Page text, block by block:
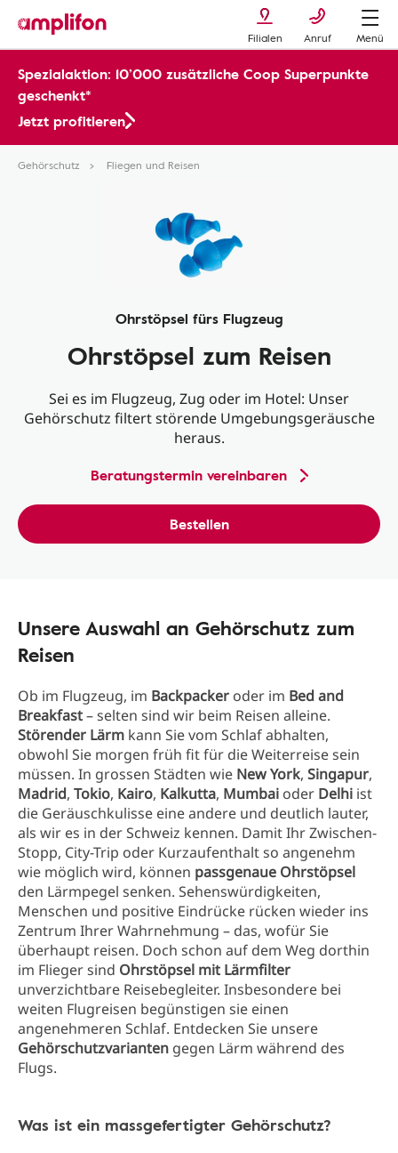
Filialen Anruf Menü
Spezialaktion: 10’000 zusätzliche Coop Superpunkte
geschenkt*
Jetzt profitieren
Gehörschutz Fliegen und Reisen
Ohrstöpsel fürs Flugzeug
Ohrstöpsel zum Reisen
Sei es im Flugzeug, Zug oder im Hotel: Unser
Gehörschutz filtert störende Umgebungsgeräusche
heraus.
Beratungstermin vereinbaren
Bestellen
Unsere Auswahl an Gehörschutz zum
Reisen
Ob im Flugzeug, im Backpacker oder im Bed and
Breakfast– selten sind wir beim Reisen alleine.
Störender Lärm kann Sie vom Schlaf abhalten,
obwohl Sie morgen früh fit für die Weiterreise sein
müssen. In grossen Städten wie New York, Singapur,
Madrid, Tokio, Kairo, Kalkutta, Mumbai oder Delhi ist
die Geräuschkulisse eine andere und deutlich lauter,
als wir es in der Schweiz kennen. Damit Ihr Zwischen-
Stopp, City-Trip oder Kurzaufenthalt so angenehm
wie möglich wird, können passgenaue Ohrstöpsel
den Lärmpegel senken. Sehenswürdigkeiten,
Menschen und positive Eindrücke rücken wieder ins
Zentrum Ihrer Wahrnehmung – das, wofür Sie
überhaupt reisen. Doch schon auf dem Weg dorthin
im Flieger sind Ohrstöpsel mit Lärmfilter
unverzichtbare Reisebegleiter. Insbesondere bei
weiten Flugreisen begünstigen sie einen
angenehmeren Schlaf. Entdecken Sie unsere
Gehörschutzvarianten gegen Lärm während des
Flugs.
Was ist ein massgefertigter Gehörschutz?